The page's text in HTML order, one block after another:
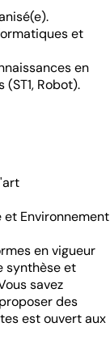
et
en
Robot).
Environnement
en vigueur
synthèse et
savez
des
est ouvert aux